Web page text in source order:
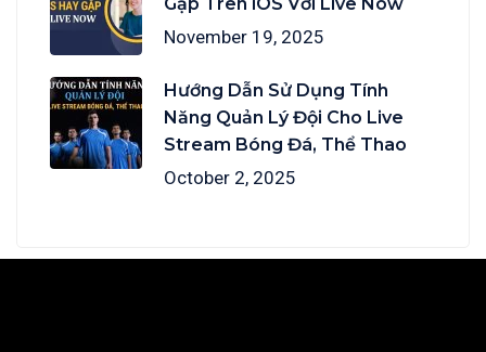
November 19, 2025
Hướng Dẫn Sử Dụng Tính
Năng Quản Lý Đội Cho Live
Stream Bóng Đá, Thể Thao
October 2, 2025